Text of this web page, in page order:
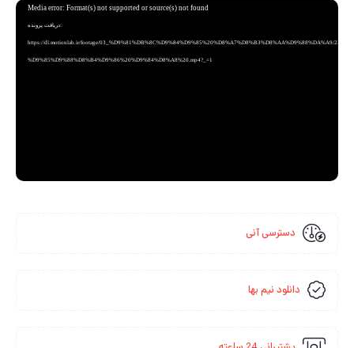
نمایشگر
Media error: Format(s) not supported or source(s) not found
دریافت پرونده:
https://dl.motionlab.ir/footage/03_%D9%81%DB%8C%D9%84%D9%85%20%D8%A7%D8%B3%D8%AA%D9%88%DA%A9/
%D9%85%D9%88%D8%B4%D9%86%20%D9%84%D8%A8%20.mp4?_=1
دسترسی آنی
دانلود نیم بها